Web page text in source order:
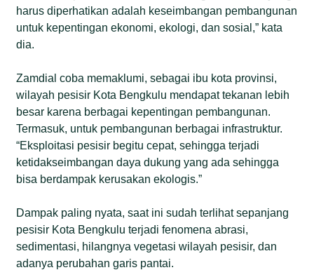
harus diperhatikan adalah keseimbangan pembangunan
untuk kepentingan ekonomi, ekologi, dan sosial,” kata
dia.
Zamdial coba memaklumi, sebagai ibu kota provinsi,
wilayah pesisir Kota Bengkulu mendapat tekanan lebih
besar karena berbagai kepentingan pembangunan.
Termasuk, untuk pembangunan berbagai infrastruktur.
“Eksploitasi pesisir begitu cepat, sehingga terjadi
ketidakseimbangan daya dukung yang ada sehingga
bisa berdampak kerusakan ekologis.”
Dampak paling nyata, saat ini sudah terlihat sepanjang
pesisir Kota Bengkulu terjadi fenomena abrasi,
sedimentasi, hilangnya vegetasi wilayah pesisir, dan
adanya perubahan garis pantai.